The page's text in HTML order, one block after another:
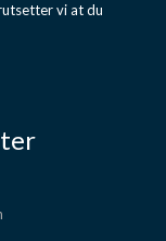
vi at du